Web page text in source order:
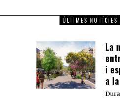
ÚLTIMES NOTÍCIES
La
i
a